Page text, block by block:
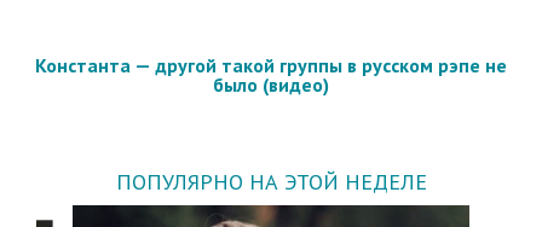
Константа — другой такой группы в русском рэпе не
было (видео)
ПОПУЛЯРНО НА ЭТОЙ НЕДЕЛЕ